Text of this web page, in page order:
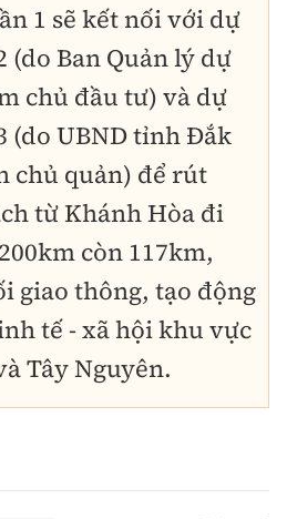
1 sẽ kết nối với dự
(do Ban Quản lý dự
chủ đầu tư) và dự
(do UBND tỉnh Đắk
chủ quản) để rút
từ Khánh Hòa đi
còn 117km,
giao thông, tạo động
tế - xã hội khu vực
Tây Nguyên.